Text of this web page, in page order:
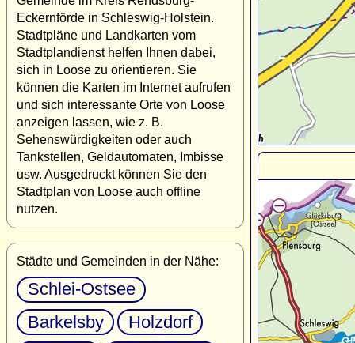
Eckernförde in Schleswig-Holstein.
Stadtpläne und Landkarten vom
Stadtplandienst helfen Ihnen dabei,
sich in Loose zu orientieren. Sie
können die Karten im Internet aufrufen
und sich interessante Orte von Loose
anzeigen lassen, wie z. B.
Sehenswürdigkeiten oder auch
Tankstellen, Geldautomaten, Imbisse
usw. Ausgedruckt können Sie den
Stadtplan von Loose auch offline
nutzen.
Städte und Gemeinden in der Nähe:
Schlei-Ostsee
Barkelsby
Holzdorf